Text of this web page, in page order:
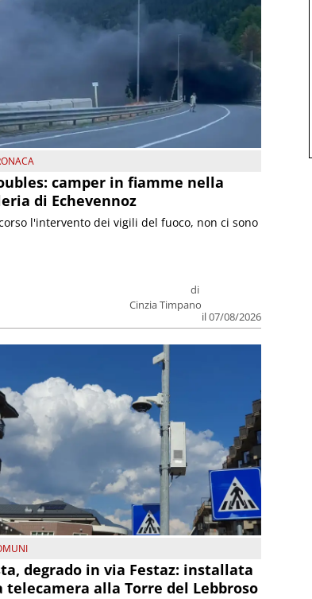
camper in fiamme nella
di Echevennoz
di
Cinzia Timpano
il 07/08/2026
l'intervento dei vigili del fuoco, non ci sono
degrado in via Festaz: installata
telecamera alla Torre del Lebbroso